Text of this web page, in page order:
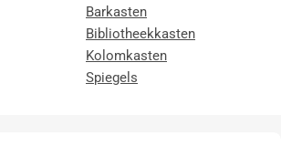
Barkasten
Bibliotheekkasten
Kolomkasten
Spiegels